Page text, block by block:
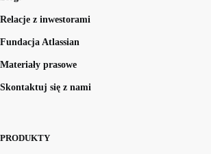
Relacje z inwestorami
Fundacja Atlassian
Materiały prasowe
Skontaktuj się z nami
PRODUKTY